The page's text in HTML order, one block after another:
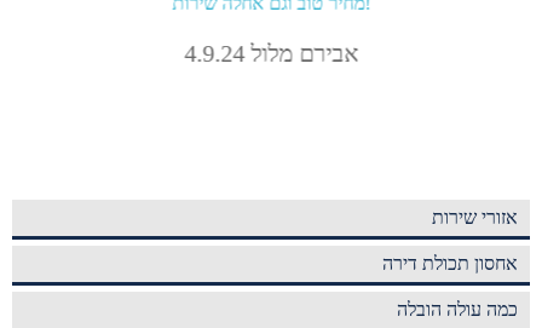
אבירם מלול 4.9.24
אזורי שירות
אחסון תכולת דירה
כמה עולה הובלה